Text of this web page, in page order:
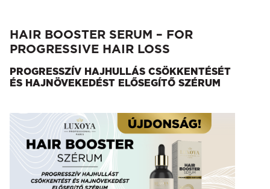
HAIR BOOSTER SERUM – FOR
PROGRESSIVE HAIR LOSS
PROGRESSZÍV HAJHULLÁS CSÖKKENTÉSÉT
ÉS HAJNÖVEKEDÉST ELŐSEGÍTŐ SZÉRUM